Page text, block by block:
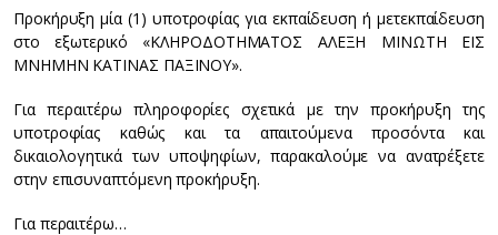
Προκήρυξη μία (1) υποτροφίας για εκπαίδευση ή μετεκπαίδευση
στο εξωτερικό «ΚΛΗΡΟΔΟΤΗΜΑΤΟΣ ΑΛΕΞΗ ΜΙΝΩΤΗ ΕΙΣ
ΜΝΗΜΗΝ ΚΑΤΙΝΑΣ ΠΑΞΙΝΟΥ».
Για περαιτέρω πληροφορίες σχετικά με την προκήρυξη της
υποτροφίας καθώς και τα απαιτούμενα προσόντα και
δικαιολογητικά των υποψηφίων, παρακαλούμε να ανατρέξετε
στην επισυναπτόμενη προκήρυξη.
Για περαιτέρω…